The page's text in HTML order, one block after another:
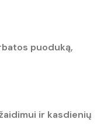
puoduką,
ir kasdienių